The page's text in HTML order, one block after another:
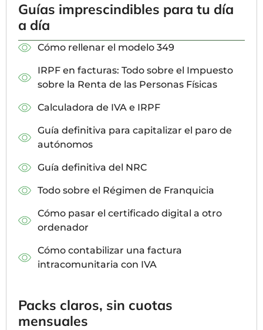
Guías imprescindibles para tu día
a día
Cómo rellenar el modelo 349
IRPF en facturas: Todo sobre el Impuesto
sobre la Renta de las Personas Físicas
Calculadora de IVA e IRPF
Guía definitiva para capitalizar el paro de
autónomos
Guía definitiva del NRC
Todo sobre el Régimen de Franquicia
Cómo pasar el certificado digital a otro
ordenador
Cómo contabilizar una factura
intracomunitaria con IVA
Packs claros, sin cuotas
mensuales